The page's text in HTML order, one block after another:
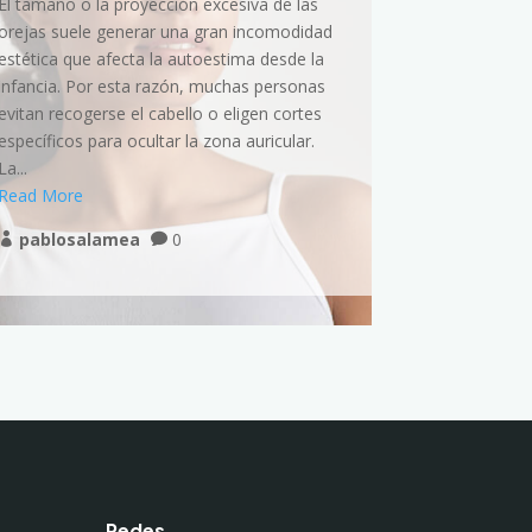
orejas suele generar una gran incomodidad
estética que afecta la autoestima desde la
infancia. Por esta razón, muchas personas
evitan recogerse el cabello o eligen cortes
específicos para ocultar la zona auricular.
La...
More
 pablosalamea  0